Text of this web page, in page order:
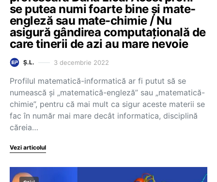
se putea numi foarte bine și mate-
engleză sau mate-chimie / Nu
asigură gândirea computațională de
care tinerii de azi au mare nevoie
Ș.L. 3 decembrie 2022
Profilul matematică-informatică ar fi putut să se
numească și „matematică-engleză” sau „matematică-
chimie”, pentru că mai mult ca sigur aceste materii se
fac în număr mai mare decât informatica, disciplină
căreia…
Vezi articolul